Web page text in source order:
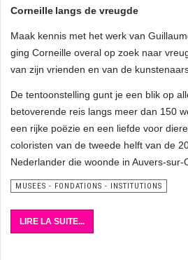
Corneille langs de vreugde
Maak kennis met het werk van
ging Corneille overal op zoek naar
van zijn vrienden en van de
De tentoonstelling gunt je een blik op
betoverende reis langs meer dan 150
een rijke poëzie en een liefde voor
coloristen van de tweede helft van de
Nederlander die woonde in Auvers-sur-
MUSEES - FONDATIONS - INSTITUTIONS
LIRE LA SUITE...